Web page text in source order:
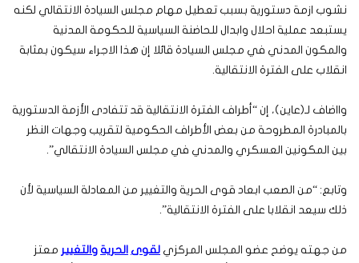
نشوب ازمة دستورية بسبب تعطيل مهام مجلس السيادة الانتقالي لكنه
يستبعد عملية احلال وابدال للحاضنة السياسية للحكومة المدنية
والمكون المدني في مجلس السيادة قائلا إن هذا الاجراء سيكون بمثابة
انقلاب على الفترة الانتقالية.
وااضاف لـ(عاين)، إن “أطراف الفترة الانتقالية قد تتفادى الأزمة الدستورية
بالمبادرة المطروحة من بعض الأطراف الحكومية لتقريب وجهات النظر
بين المكونين العسكري والمدني في مجلس السيادة الانتقالي”.
وتابع: “من الصعب ابعاد قوى الحرية والتغيير من المعادلة السياسية لأن
ذلك سيعد انقلابا على الفترة الانتقالية”.
من جهته يوضح عضو المجلس المركزي لقوى الحرية والتغيير معتز